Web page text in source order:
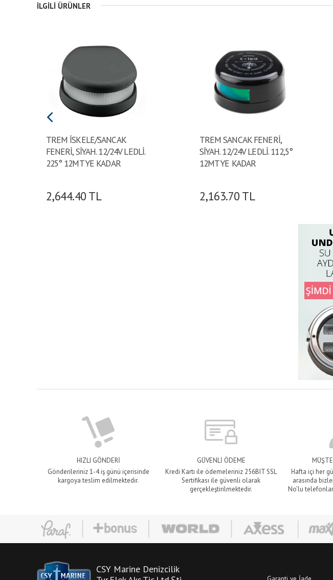
İLGILI ÜRÜNLER
TREM İSKELE/SANCAK
FENERİ, SİYAH. 12/24V LEDLİ.
225° 12MT YE KADAR
2,644.40 TL
TREM SANCAK FENERİ,
SİYAH. 12/24V LEDLİ. 112,5°
12MT YE KADAR
2,163.70 TL
HIZLI GÖNDERİ
Gönderileriniz 1-4 iş günü içerisinde
kargoya teslim edilmektedir.
GÜVENLİ ÖDEME
Kredi Kartı ile ödemeleriniz 256BIT SSL
Sertifikası ile güvenli olarak
gerçekleştirilmektedir.
Hafta içi her
arasında
No’lu
CSY Marine Denizcilik